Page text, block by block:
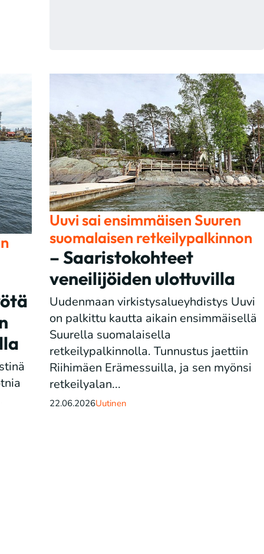
Uuvi sai ensimmäisen Suuren
suomalaisen retkeilypalkinnon
– Saaristokohteet
veneilijöiden ulottuvilla
Uudenmaan virkistysalueyhdistys Uuvi
on palkittu kautta aikain ensimmäisellä
Suurella suomalaisella
retkeilypalkinnolla. Tunnustus jaettiin
Riihimäen Erämessuilla, ja sen myönsi
retkeilyalan...
22.06.2026Uutinen